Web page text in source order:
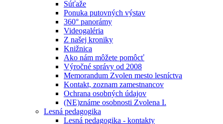
Súťaže
Ponuka putovných výstav
360° panorámy
Videogaléria
Z našej kroniky
Knižnica
Ako nám môžete pomôcť
Výročné správy od 2008
Memorandum Zvolen mesto lesníctva
Kontakt, zoznam zamestnancov
Ochrana osobných údajov
(NE)známe osobnosti Zvolena I.
Lesná pedagogika
Lesná pedagogika - kontakty